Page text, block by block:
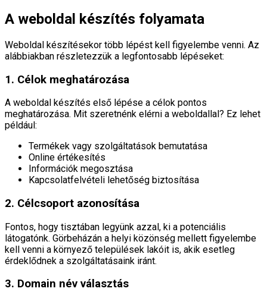
A weboldal készítés folyamata
Weboldal készítésekor több lépést kell figyelembe venni. Az
alábbiakban részletezzük a legfontosabb lépéseket:
1. Célok meghatározása
A weboldal készítés első lépése a célok pontos
meghatározása. Mit szeretnénk elérni a weboldallal? Ez lehet
például:
Termékek vagy szolgáltatások bemutatása
Online értékesítés
Információk megosztása
Kapcsolatfelvételi lehetőség biztosítása
2. Célcsoport azonosítása
Fontos, hogy tisztában legyünk azzal, ki a potenciális
látogatónk. Görbeházán a helyi közönség mellett figyelembe
kell venni a környező települések lakóit is, akik esetleg
érdeklődnek a szolgáltatásaink iránt.
3. Domain név választás